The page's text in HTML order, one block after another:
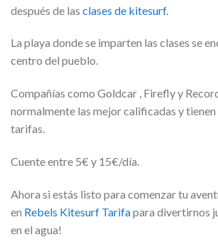
después de las clases de kitesurf.
La playa donde se imparten las clases se
centro del pueblo.
Compañías como Goldcar , Firefly y
normalmente las mejor calificadas y tienen
tarifas.
Cuente entre 5€ y 15€/día.
Ahora si estás listo para comenzar tu
en Rebels Kitesurf Tarifapara divertirnos
en el agua!